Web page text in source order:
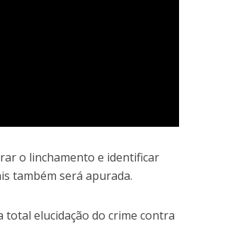
o linchamento e identificar
também será apurada.
total elucidação do crime contra